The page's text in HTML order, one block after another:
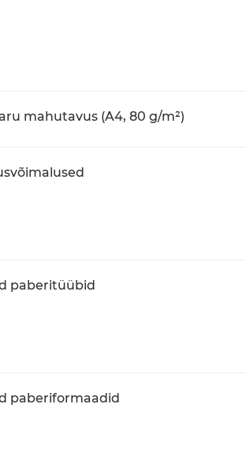
mahutavus (A4, 80 g/m²)
paberitüübid
paberiformaadid